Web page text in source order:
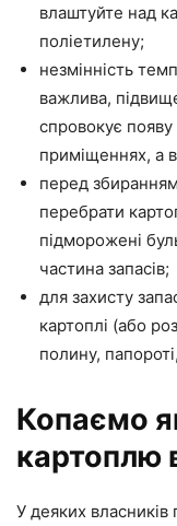
влаштуйте над
поліетилену;
незмінність
важлива,
спровокує появу
приміщеннях, а в
перед
перебрати
підморожені
частина запасів;
для захисту
картоплі (або
полину,
Копаємо
картоплю
У деяких